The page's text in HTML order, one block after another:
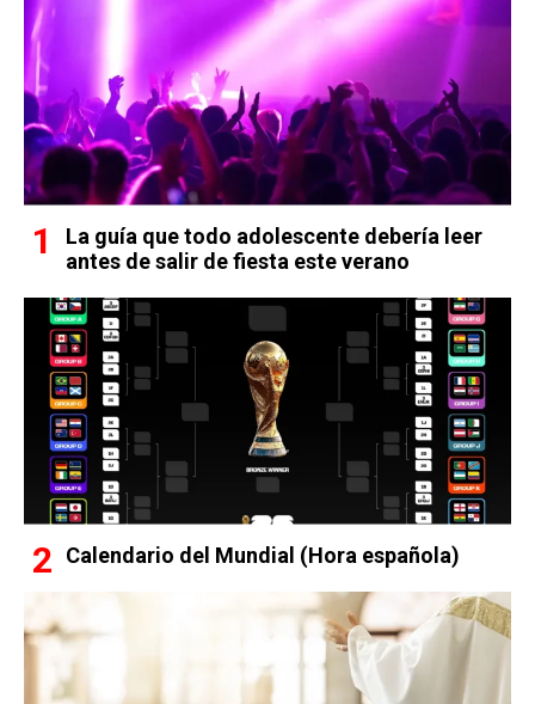
La guía que todo adolescente debería leer
antes de salir de fiesta este verano
Calendario del Mundial (Hora española)